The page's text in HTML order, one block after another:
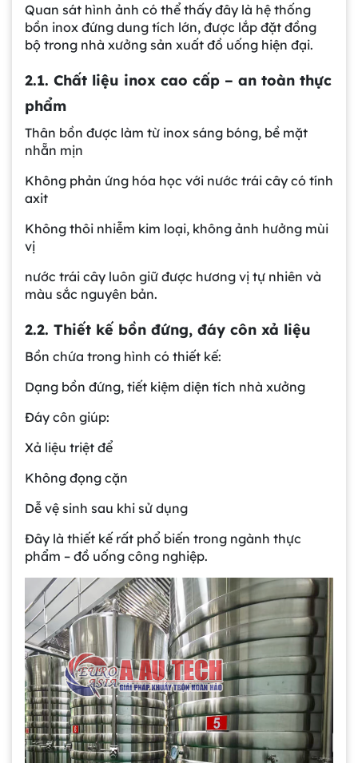
Quan sát hình ảnh có thể thấy đây là hệ thống
bồn inox đứng dung tích lớn, được lắp đặt đồng
bộ trong nhà xưởng sản xuất đồ uống hiện đại.
2.1. Chất liệu inox cao cấp – an toàn thực
phẩm
Thân bồn được làm từ inox sáng bóng, bề mặt
nhẵn mịn
Không phản ứng hóa học với nước trái cây có tính
axit
Không thôi nhiễm kim loại, không ảnh hưởng mùi
vị
nước trái cây luôn giữ được hương vị tự nhiên và
màu sắc nguyên bản.
2.2. Thiết kế bồn đứng, đáy côn xả liệu
Bồn chứa trong hình có thiết kế:
Dạng bồn đứng, tiết kiệm diện tích nhà xưởng
Đáy côn giúp:
Xả liệu triệt để
Không đọng cặn
Dễ vệ sinh sau khi sử dụng
Đây là thiết kế rất phổ biến trong ngành thực
phẩm – đồ uống công nghiệp.